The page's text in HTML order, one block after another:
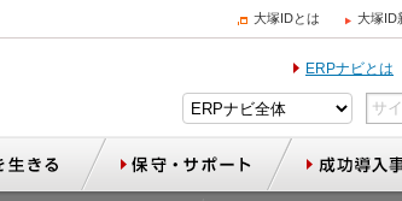
大塚IDとは 大塚ID
ERPナビとは